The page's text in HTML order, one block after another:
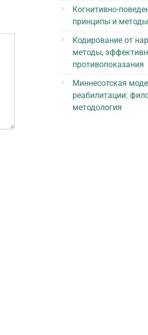
Когнитивно-
принципы и методы
Кодирование от
методы,
противопоказания
Миннесотская
реабилитации:
методология